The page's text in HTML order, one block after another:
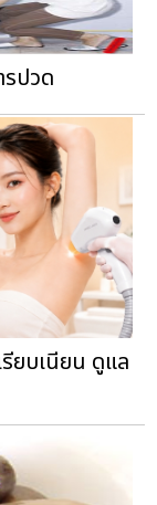
ปวด
ยบเนียน ดูแล